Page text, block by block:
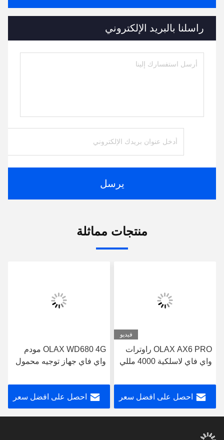
راسلنا بالبريد الإلكتروني
يرسل
منتجات مماثلة
فيديو
OLAX AX6 PRO راوترات
واي فاي لاسلكية 4000 مللي
فاي راوتر B2 / 3/4/5/7/8/13
/ 28abاحصل على افضل سعر
OLAX WD680 4G مودم
واي فاي جهاز توجيه محمول
احصل على افضل سعر